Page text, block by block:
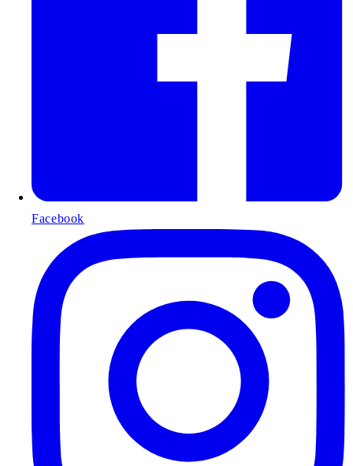
Facebook